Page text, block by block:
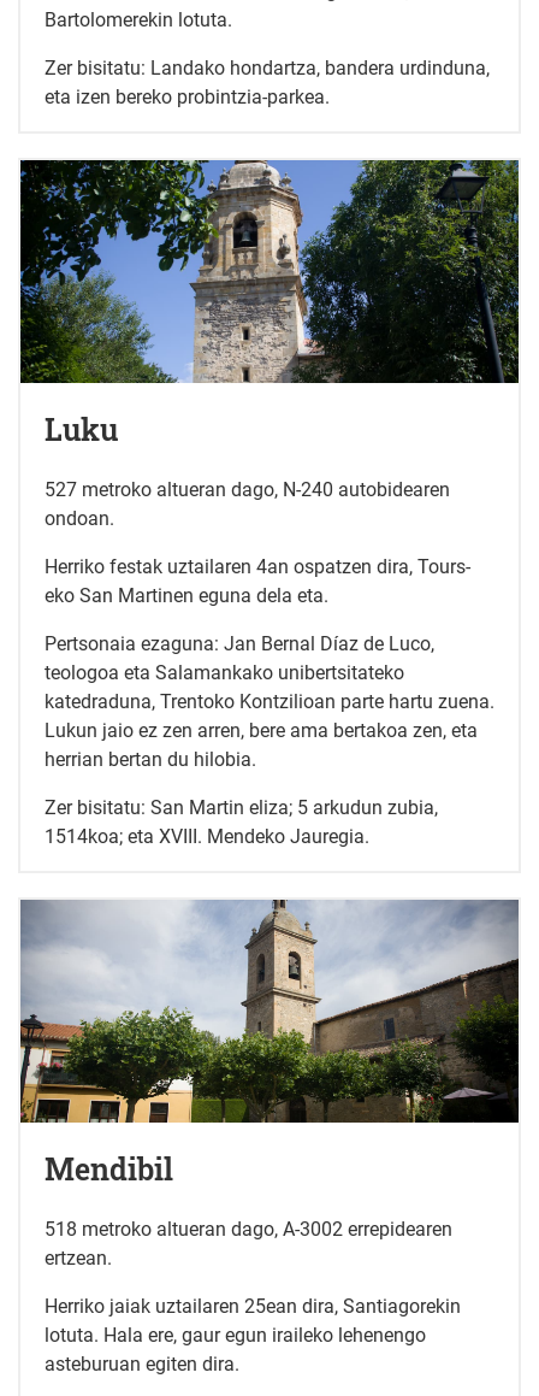
Bartolomerekin lotuta.
Zer bisitatu: Landako hondartza, bandera urdinduna,
eta izen bereko probintzia-parkea.
Luku
527 metroko altueran dago, N-240 autobidearen
ondoan.
Herriko festak uztailaren 4an ospatzen dira, Tours-
eko San Martinen eguna dela eta.
Pertsonaia ezaguna: Jan Bernal Díaz de Luco,
teologoa eta Salamankako unibertsitateko
katedraduna, Trentoko Kontzilioan parte hartu zuena.
Lukun jaio ez zen arren, bere ama bertakoa zen, eta
herrian bertan du hilobia.
Zer bisitatu: San Martin eliza; 5 arkudun zubia,
1514koa; eta XVIII. Mendeko Jauregia.
Mendibil
518 metroko altueran dago, A-3002 errepidearen
ertzean.
Herriko jaiak uztailaren 25ean dira, Santiagorekin
lotuta. Hala ere, gaur egun iraileko lehenengo
asteburuan egiten dira.